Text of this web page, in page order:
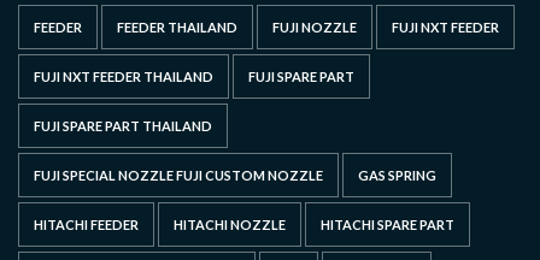
FEEDER FEEDER THAILAND FUJI NOZZLE FUJI NXT FEEDER
FUJI NXT FEEDER THAILAND FUJI SPARE PART
FUJI SPARE PART THAILAND
FUJI SPECIAL NOZZLE FUJI CUSTOM NOZZLE GAS SPRING
HITACHI FEEDER HITACHI NOZZLE HITACHI SPARE PART